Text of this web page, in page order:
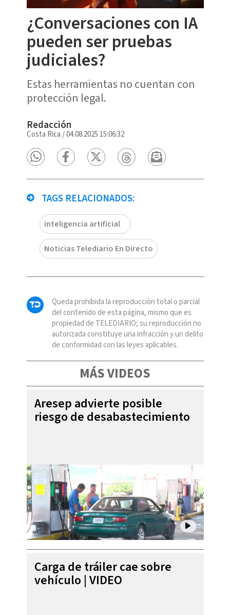
¿Conversaciones con IA
pueden ser pruebas
judiciales?
Estas herramientas no cuentan con
protección legal.
Redacción
Costa Rica /04.08.2025 15:06:32
TAGS RELACIONADOS:
inteligencia artificial
Noticias Telediario En Directo
Queda prohibida la reproducción total o parcial
del contenido de esta página, mismo que es
propiedad de TELEDIARIO; su reproducción no
autorizada constituye una infracción y un delito
de conformidad con las leyes aplicables.
MÁS VIDEOS
Aresep advierte posible
riesgo de desabastecimiento
Carga de tráiler cae sobre
vehículo | VIDEO